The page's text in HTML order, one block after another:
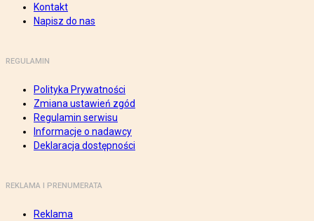
Kontakt
Napisz do nas
REGULAMIN
Polityka Prywatności
Zmiana ustawień zgód
Regulamin serwisu
Informacje o nadawcy
Deklaracja dostępności
REKLAMA I PRENUMERATA
Reklama